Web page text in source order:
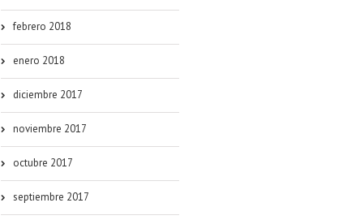
febrero 2018
enero 2018
diciembre 2017
noviembre 2017
octubre 2017
septiembre 2017